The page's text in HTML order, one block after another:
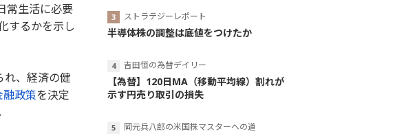
常生活に必要
するかを示し
れ、経済の健
融政策を決定
ストラテジーレポート
半導体株の調整は底値をつけたか
吉田恒の為替デイリー
【為替】120日MA（移動平均線）割れが
示す円売り取引の損失
岡元兵八郎の米国株マスターへの道